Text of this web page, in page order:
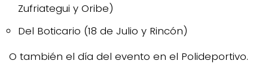
Zufriategui y Oribe)
Del Boticario (18 de Julio y Rincón)
O también el día del evento en el Polideportivo.